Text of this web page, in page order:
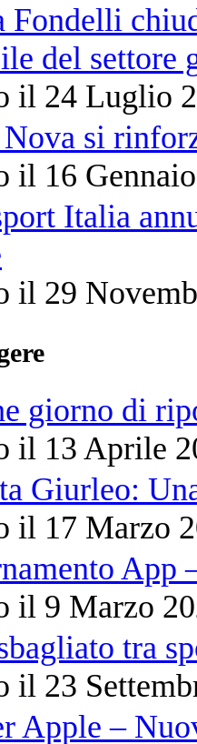
Fondelli
del settore
il 24 Luglio
si
il 16
Italia
il 29
giorno di
il 13 Aprile
Giurleo:
il 17 Marzo
App
il 9 Marzo
tra
il 23
Apple –